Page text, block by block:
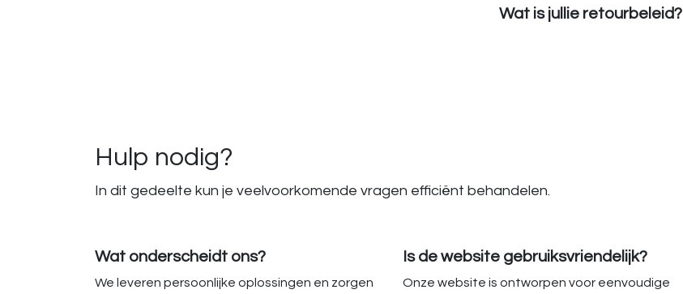
Wat is jullie retourbeleid?
Hulp nodig?
In dit gedeelte kun je veelvoorkomende vragen efficiënt behandelen.
Wat onderscheidt ons?
We leveren persoonlijke oplossingen en zorgen
Is de website gebruiksvriendelijk?
Onze website is ontworpen voor eenvoudige